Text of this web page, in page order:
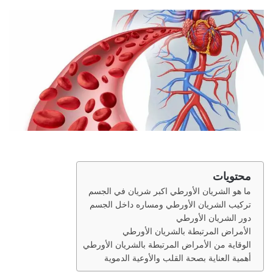
محتويات
ما هو الشريان الأورطي اكبر شريان في الجسم
تركيب الشريان الأورطي ومساره داخل الجسم
دور الشريان الأورطي
الأمراض المرتبطة بالشريان الأورطي
الوقاية من الأمراض المرتبطة بالشريان الأورطي
أهمية العناية بصحة القلب والأوعية الدموية